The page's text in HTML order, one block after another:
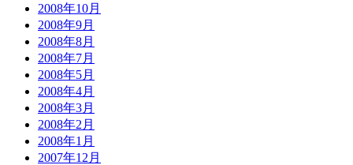
2008年10月
2008年9月
2008年8月
2008年7月
2008年5月
2008年4月
2008年3月
2008年2月
2008年1月
2007年12月